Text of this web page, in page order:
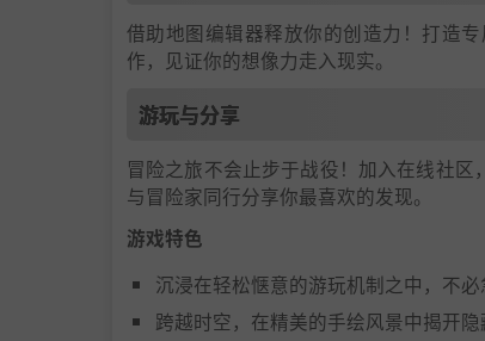
借助地图编辑器释放你的创造力！打造
作，见证你的想像力走入现实。
游玩与分享
冒险之旅不会止步于战役！加入在线社
与冒险家同行分享你最喜欢的发现。
游戏特色
沉浸在轻松惬意的游玩机制之中，不
跨越时空，在精美的手绘风景中揭开